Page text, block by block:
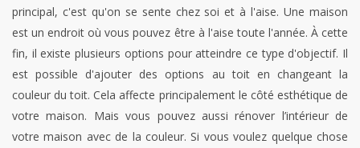
principal, c'est qu'on se sente chez soi et à l'aise. Une maison
est un endroit où vous pouvez être à l'aise toute l'année. À cette
fin, il existe plusieurs options pour atteindre ce type d'objectif. Il
est possible d'ajouter des options au toit en changeant la
couleur du toit. Cela affecte principalement le côté esthétique de
votre maison. Mais vous pouvez aussi rénover l’intérieur de
votre maison avec de la couleur. Si vous voulez quelque chose